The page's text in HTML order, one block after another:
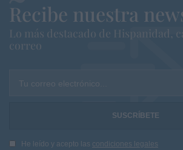
Recibe nuestra
Lo más destacado de Hispanidad,
correo
Tu correo electrónico...
He leído y acepto las condiciones legales